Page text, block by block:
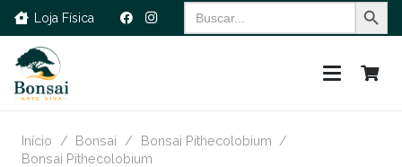
Loja Física
Search
for:
Início / Bonsai / Bonsai Pithecolobium /
Bonsai Pithecolobium